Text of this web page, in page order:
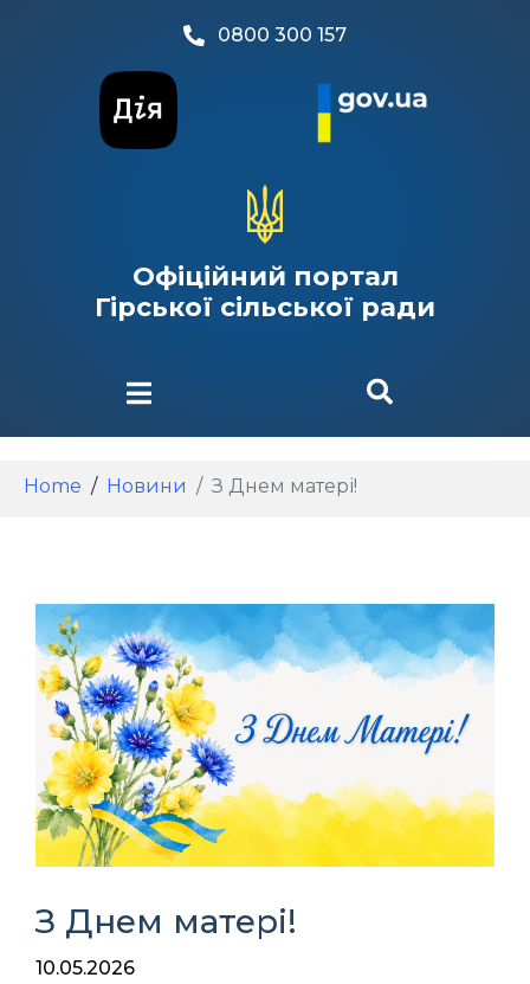
0800 300 157
Офіційний портал
Гірської сільської ради
Home Новини З Днем матері!
З Днем матері!
10.05.2026